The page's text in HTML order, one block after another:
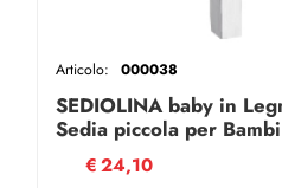
SEDIOLINA baby in
Sedia piccola per
Articolo: 000038
€24,10